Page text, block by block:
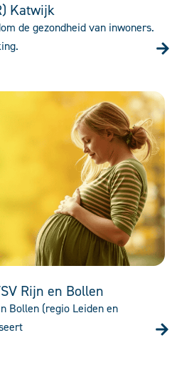
Katwijk
de gezondheid van inwoners.
Rijn en Bollen
Bollen (regio Leiden en